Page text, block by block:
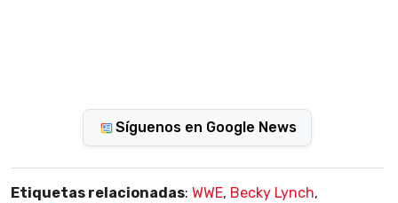
Síguenos en Google News
Etiquetas relacionadas: WWE, Becky Lynch,